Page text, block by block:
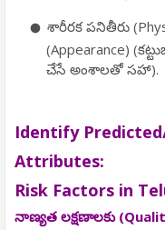
శారీరక పనితీరు
(Appearance)
చేసే అంశాలతో సహా).
Identify
Attributes:
Risk Factors in
నాణ్యత లక్షణాలకు (